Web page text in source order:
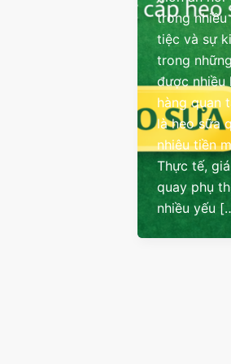
trong nhiều
tiệc và sự
trong
được nhiều
hàng quan
là heo sữa
nhiêu tiền
Thực tế,
quay phụ
nhiều yếu